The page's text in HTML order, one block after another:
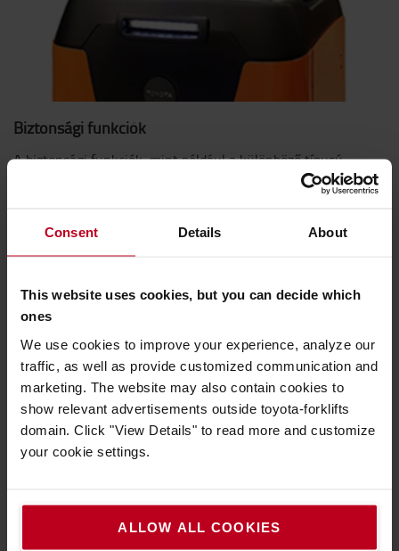
Consent Details About
This website uses cookies, but you can decide which
ones
We use cookies to improve your experience, analyze our
traffic, as well as provide customized communication and
marketing. The website may also contain cookies to
show relevant advertisements outside toyota-forklifts
domain. Click "View Details" to read more and customize
your cookie settings.
ALLOW ALL COOKIES
Biztonsági funkciók
A biztonsági funkciók, mint például a különböző típusú
figyelmeztető lámpák, köztük a kék LED világítás és a